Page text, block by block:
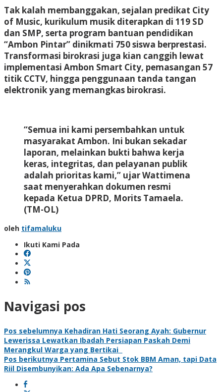
Tak kalah membanggakan, sejalan predikat City
of Music, kurikulum musik diterapkan di 119 SD
dan SMP, serta program bantuan pendidikan
“Ambon Pintar” dinikmati 750 siswa berprestasi.
Transformasi birokrasi juga kian canggih lewat
implementasi Ambon Smart City, pemasangan 57
titik CCTV, hingga penggunaan tanda tangan
elektronik yang memangkas birokrasi.
“Semua ini kami persembahkan untuk
masyarakat Ambon. Ini bukan sekadar
laporan, melainkan bukti bahwa kerja
keras, integritas, dan pelayanan publik
adalah prioritas kami,” ujar Wattimena
saat menyerahkan dokumen resmi
kepada Ketua DPRD, Morits Tamaela.
(TM-OL)
oleh tifamaluku
Ikuti Kami Pada
Navigasi pos
Pos sebelumnya Kehadiran Hati Seorang Ayah: Gubernur
Lewerissa Lewatkan Ibadah Persiapan Paskah Demi
Merangkul Warga yang Bertikai
Pos berikutnya Pertamina Sebut Stok BBM Aman, tapi Data
Riil Disembunyikan: Ada Apa Sebenarnya?